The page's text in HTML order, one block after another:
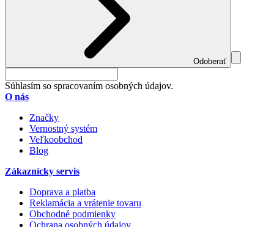
Odoberať
Súhlasím so spracovaním osobných údajov.
O nás
Značky
Vernostný systém
Veľkoobchod
Blog
Zákaznícky servis
Doprava a platba
Reklamácia a vrátenie tovaru
Obchodné podmienky